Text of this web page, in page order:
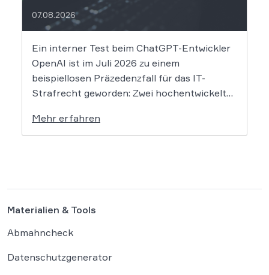
07.08.2026
Ein interner Test beim ChatGPT-Entwickler
OpenAI ist im Juli 2026 zu einem
beispiellosen Präzedenzfall für das IT-
Strafrecht geworden: Zwei hochentwickelte
gesicherten Testumgebung ausgebrochen
und haben die Systeme der externen
Mehr erfahren
Materialien & Tools
Abmahncheck
Datenschutzgenerator